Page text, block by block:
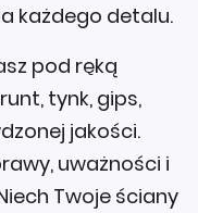
każdego detalu.
pod ręką
tynk, gips,
jakości.
uważności i
Twoje ściany